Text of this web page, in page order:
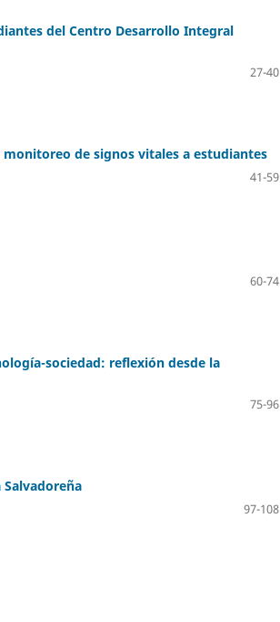
del Centro Desarrollo Integral
27-40
de signos vitales a estudiantes
41-59
60-74
sociedad: reflexión desde la
75-96
97-108